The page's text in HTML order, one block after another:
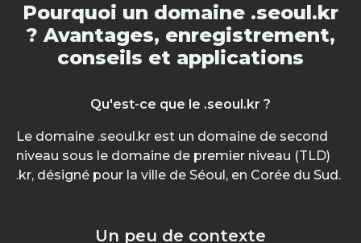
Pourquoi un domaine .seoul.kr
? Avantages, enregistrement,
conseils et applications
Qu'est-ce que le .seoul.kr ?
Le domaine .seoul.kr est un domaine de second
niveau sous le domaine de premier niveau (TLD)
.kr, désigné pour la ville de Séoul, en Corée du Sud.
Un peu de contexte